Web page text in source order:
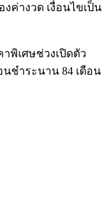
ค่างวด เงื่อนไขเป็น
พิเศษช่วงเปิดตัว
นชำระนาน 84 เดือน